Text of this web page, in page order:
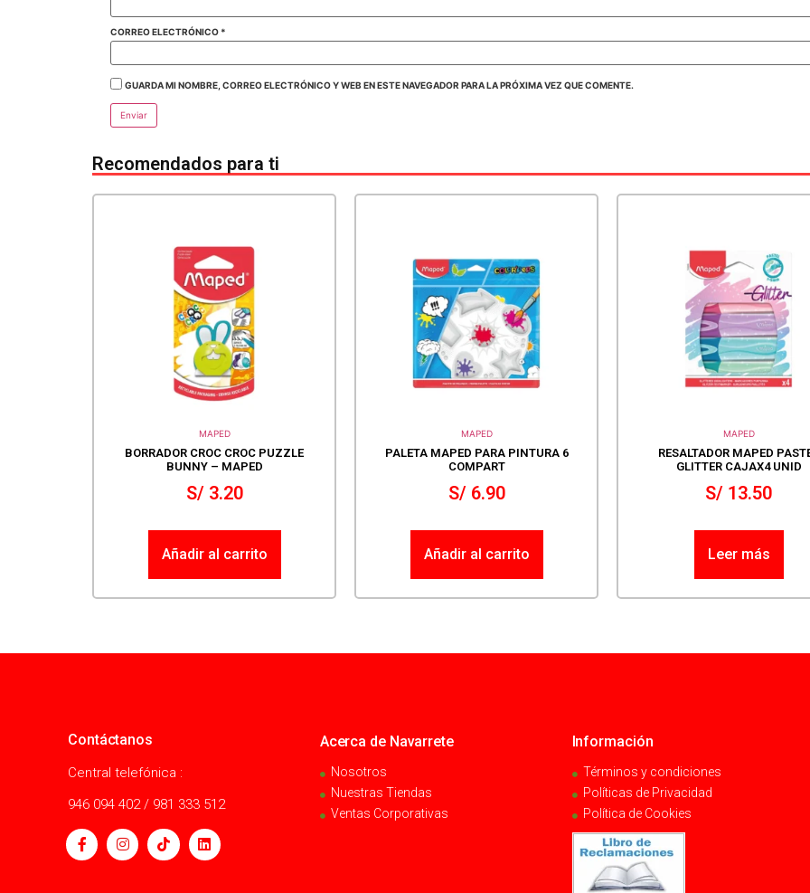
CORREO ELECTRÓNICO *
GUARDA MI NOMBRE, CORREO ELECTRÓNICO Y WEB EN ESTE NAVEGADOR PARA LA PRÓXIMA VEZ QUE COMENTE.
Recomendados para ti
MAPED
BORRADOR CROC CROC PUZZLE
BUNNY – MAPED
S/3.20
Añadir al carrito
MAPED
PALETA MAPED PARA PINTURA 6
COMPART
S/6.90
Añadir al carrito
MAPED
RESALTADOR MAPED
GLITTER CAJAX4 UNID
S/ 13.50
Leer más
Contáctanos
Central telefónica :
946 094 402 / 981 333 512
Acerca de Navarrete
Nosotros
Nuestras Tiendas
Ventas Corporativas
Información
Términos y condiciones
Políticas de Privacidad
Política de Cookies